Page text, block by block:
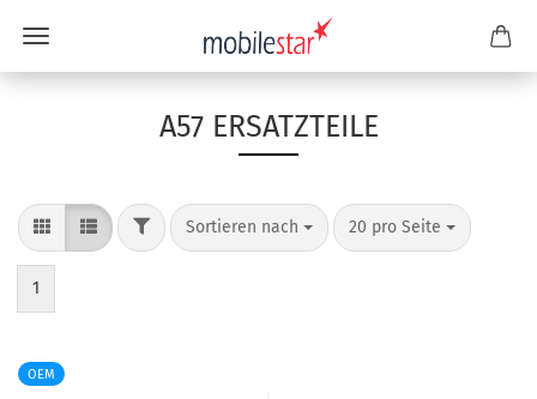
A57 ERSATZTEILE
Sortieren nach 20 pro Seite
1
OEM